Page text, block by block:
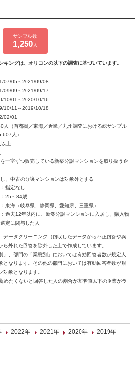
サンプル数
1,250人
キングは、オリコンの以下の調査に基づいています。
07/05～2021/09/08
09/09～2021/09/17
10/01～2020/10/16
10/11～2019/10/18
02/01
人（首都圏／東海／近畿／九州調査における総サンプル
人）
以上
一室ずつ販売している新築分譲マンションを取り扱う企
、中古の分譲マンションは対象外とする
指定なし
：25～84歳
東海（岐阜県、静岡県、愛知県、三重県）
過去12年以内に、新築分譲マンションに入居し、購入物
定に関与した人
ータクリーニング（回収したデータから不正回答や異
外れた回答を除外した上で作成しています。
、部門の「業態別」においては有効回答者数が規定人
となります。その他の部門においては有効回答者数が規
対象となります。
たくないと回答した人の割合が基準値以下の企業がラ
2022年 2021年 2020年
2019年